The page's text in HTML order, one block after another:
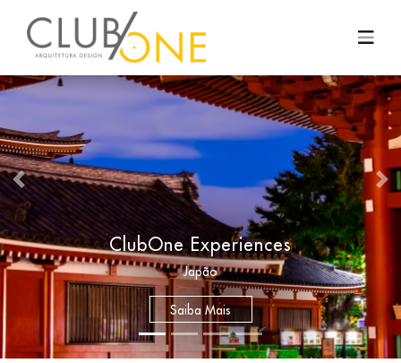
ClubOne Experiences
Japão
Saiba Mais
Previous